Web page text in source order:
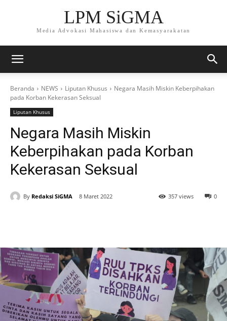
LPM SiGMA
Media Advokasi Mahasiswa dan Kemasyarakatan
Beranda NEWS Liputan Khusus
Negara Masih Miskin Keberpihakan
pada Korban Kekerasan Seksual
Liputan Khusus
Negara Masih Miskin
Keberpihakan pada Korban
Kekerasan Seksual
By Redaksi SiGMA 8 Maret 2022 0
357 views